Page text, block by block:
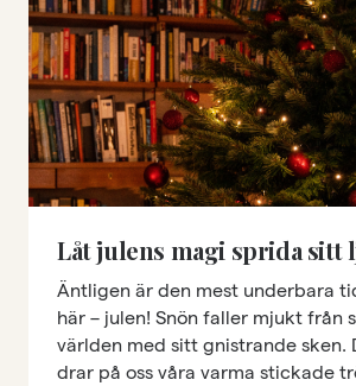
Låt julens magi sprida sitt
Äntligen är den mest underbara
här – julen! Snön faller mjukt från
världen med sitt gnistrande sken.
drar på oss våra varma stickade